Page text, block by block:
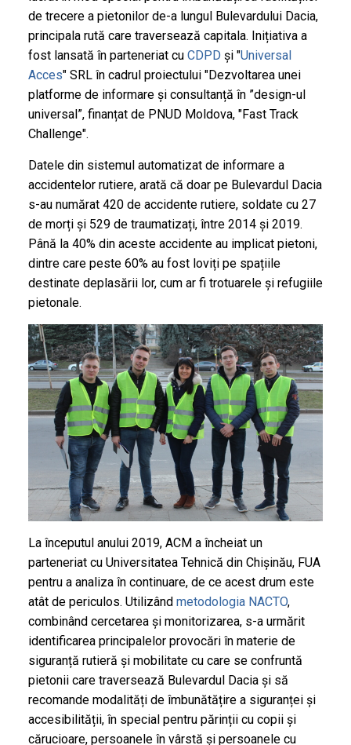
de trecere a pietonilor de-a lungul Bulevardului Dacia,
principala rută care traversează capitala. Inițiativa a
fost lansată în parteneriat cu CDPD și "Universal
Acces" SRL în cadrul proiectului "Dezvoltarea unei
platforme de informare și consultanță în ”design-ul
universal”, finanțat de PNUD Moldova, "Fast Track
Challenge".
Datele din sistemul automatizat de informare a
accidentelor rutiere, arată că doar pe Bulevardul Dacia
s-au numărat 420 de accidente rutiere, soldate cu 27
de morți și 529 de traumatizați, între 2014 și 2019.
Până la 40% din aceste accidente au implicat pietoni,
dintre care peste 60% au fost loviți pe spațiile
destinate deplasării lor, cum ar fi trotuarele și refugiile
pietonale.
La începutul anului 2019, ACM a încheiat un
parteneriat cu Universitatea Tehnică din Chișinău, FUA
pentru a analiza în continuare, de ce acest drum este
atât de periculos. Utilizând metodologia NACTO,
combinând cercetarea și monitorizarea, s-a urmărit
identificarea principalelor provocări în materie de
siguranță rutieră și mobilitate cu care se confruntă
pietonii care traversează Bulevardul Dacia și să
recomande modalități de îmbunătățire a siguranței și
accesibilității, în special pentru părinții cu copii și
cărucioare, persoanele în vârstă și persoanele cu